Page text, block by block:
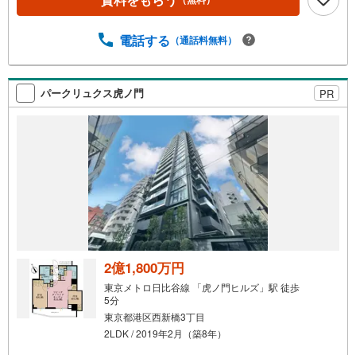
電話する （通話料無料）
パークリュクス虎ノ門 PR
2億1,800万円
東京メトロ日比谷線 「虎ノ門ヒルズ」駅 徒歩
5分
東京都港区西新橋3丁目
2LDK / 2019年2月（築8年）